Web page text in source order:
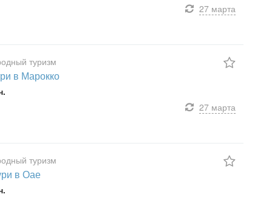
27 марта
туризм
в Марокко
27 марта
туризм
в Оае